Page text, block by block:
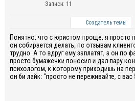
Записи: 11
Создатель темы
Понятно, что с юристом проще, я просто
он собирается делать, по отзывам
трудно . А то вдругемузаплатят, а он по
просто бумажечки поносил и дал пару
психологом, к которому приходишь на
он би лайк: “просто не переживайте, с вас